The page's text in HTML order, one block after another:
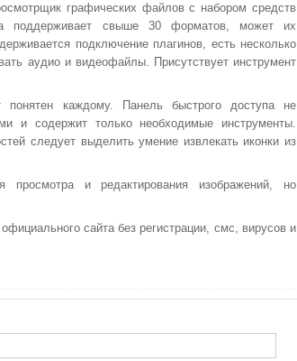
графических файлов с набором средств
поддерживает свыше 30 форматов, может их
подключение плагинов, есть несколько
аудио и видеофайлы. Присутствует инструмент
каждому. Панель быстрого доступа не
и содержит только необходимые инструменты.
следует выделить умение извлекать иконки из
просмотра и редактирования изображений, но
сайта без регистрации, смс, вирусов и